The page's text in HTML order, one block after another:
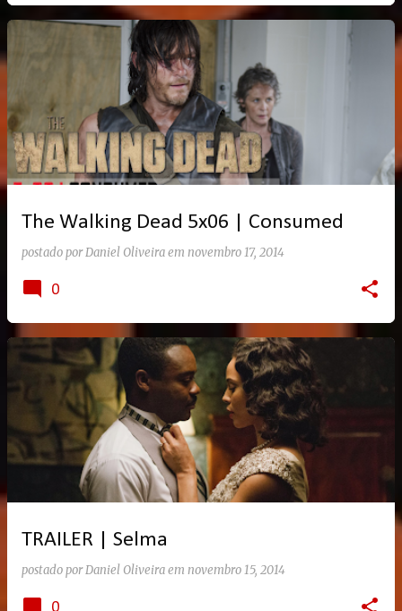
The Walking Dead 5x06 | Consumed
postado porDaniel Oliveiraem novembro 17, 2014
0
TRAILER | Selma
postado porDaniel Oliveiraem novembro 15, 2014